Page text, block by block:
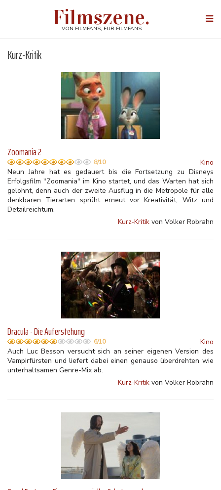
Filmszene.
VON FILMFANS, FÜR FILMFANS
Kurz-Kritik
Zoomania 2
8/10
Kino
Neun Jahre hat es gedauert bis die Fortsetzung zu Disneys
Erfolgsfilm "Zoomania" im Kino startet, und das Warten hat sich
gelohnt, denn auch der zweite Ausflug in die Metropole für alle
denkbaren Tierarten sprüht erneut vor Kreativität, Witz und
Detailreichtum.
Kurz-Kritik von Volker Robrahn
Dracula - Die Auferstehung
6/10
Kino
Auch Luc Besson versucht sich an seiner eigenen Version des
Vampirfürsten und liefert dabei einen genauso überdrehten wie
unterhaltsamen Genre-Mix ab.
Kurz-Kritik von Volker Robrahn